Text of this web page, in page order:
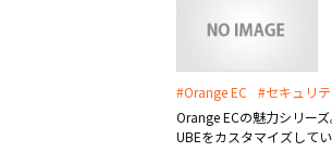
#Orange EC #セキュリ
Orange ECの魅力シリー
UBEをカスタマイズして